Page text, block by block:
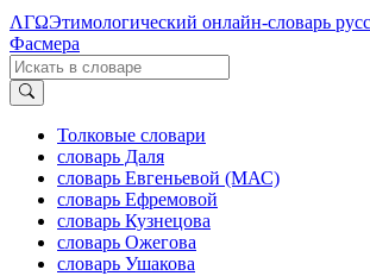
ΛΓΩЭтимологический онлайн-словарь
Фасмера
Толковые словари
словарь Даля
словарь Евгеньевой (МАС)
словарь Ефремовой
словарь Кузнецова
словарь Ожегова
словарь Ушакова